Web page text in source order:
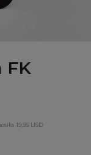
FK
19,95 USD